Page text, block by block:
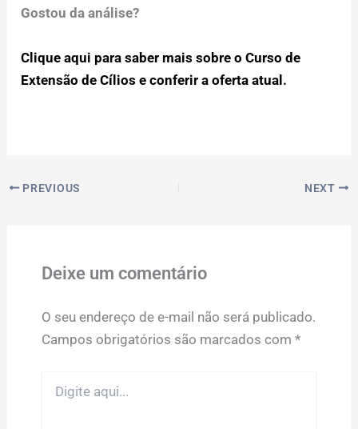
Gostou da análise?
Clique aqui para saber mais sobre o Curso de
Extensão de Cílios e conferir a oferta atual.
PREVIOUS NEXT
Deixe um comentário
O seu endereço de e-mail não será publicado.
Campos obrigatórios são marcados com *
aqui...